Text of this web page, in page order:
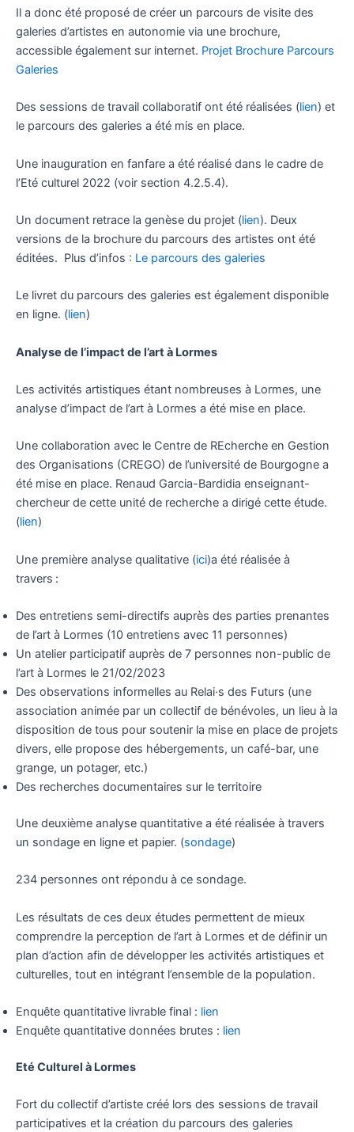
Il a donc été proposé de créer un parcours de visite des
galeries d’artistes en autonomie via une brochure,
accessible également sur internet. Projet Brochure Parcours
Galeries
Des sessions de travail collaboratif ont été réalisées (lien) et
le parcours des galeries a été mis en place.
Une inauguration en fanfare a été réalisé dans le cadre de
l’Eté culturel 2022 (voir section 4.2.5.4).
Un document retrace la genèse du projet (lien). Deux
versions de la brochure du parcours des artistes ont été
éditées. Plus d’infos : Le parcours des galeries
Le livret du parcours des galeries est également disponible
en ligne. (lien)
Analyse de l’impact de l’art à Lormes
Les activités artistiques étant nombreuses à Lormes, une
analyse d’impact de l’art à Lormes a été mise en place.
Une collaboration avec le Centre de REcherche en Gestion
des Organisations (CREGO) de l’université de Bourgogne a
été mise en place. Renaud Garcia-Bardidia enseignant-
chercheur de cette unité de recherche a dirigé cette étude.
(lien)
Une première analyse qualitative (ici)a été réalisée à
travers :
Des entretiens semi-directifs auprès des parties prenantes
de l’art à Lormes (10 entretiens avec 11 personnes)
Un atelier participatif auprès de 7 personnes non-public de
l’art à Lormes le 21/02/2023
Des observations informelles au Relai·s des Futurs (une
association animée par un collectif de bénévoles, un lieu à la
disposition de tous pour soutenir la mise en place de projets
divers, elle propose des hébergements, un café-bar, une
grange, un potager, etc.)
Des recherches documentaires sur le territoire
Une deuxième analyse quantitative a été réalisée à travers
un sondage en ligne et papier. (sondage)
234 personnes ont répondu à ce sondage.
Les résultats de ces deux études permettent de mieux
comprendre la perception de l’art à Lormes et de définir un
plan d’action afin de développer les activités artistiques et
culturelles, tout en intégrant l’ensemble de la population.
Enquête quantitative livrable final : lien
Enquête quantitative données brutes : lien
Eté Culturel à Lormes
Fort du collectif d’artiste créé lors des sessions de travail
participatives et la création du parcours des galeries